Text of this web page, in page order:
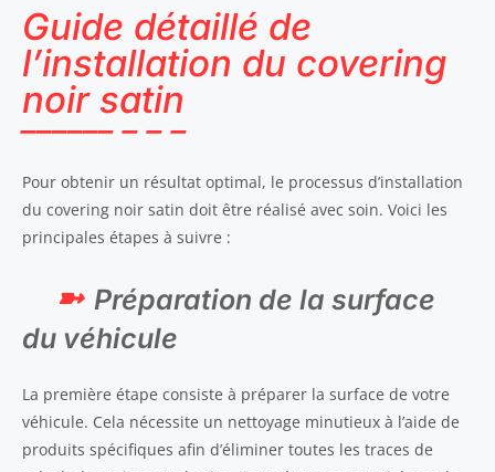
Guide détaillé de
l’installation du covering
noir satin
Pour obtenir un résultat optimal, le processus d’installation
du covering noir satin doit être réalisé avec soin. Voici les
principales étapes à suivre :
Préparation de la surface
du véhicule
La première étape consiste à préparer la surface de votre
véhicule. Cela nécessite un nettoyage minutieux à l’aide de
produits spécifiques afin d’éliminer toutes les traces de